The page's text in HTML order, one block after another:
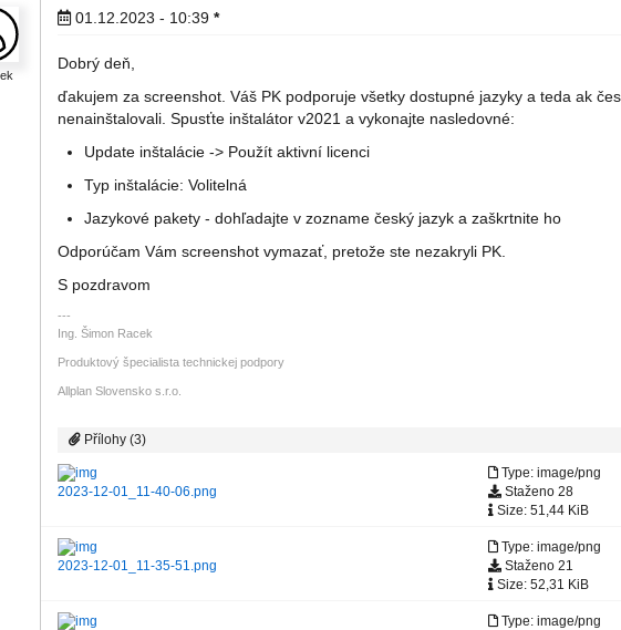
01.12.2023 - 10:39 *
Dobrý deň,
ďakujem za screenshot. Váš PK podporuje všetky dostupné jazyky a teda ak
nenainštalovali. Spusťte inštalátor v2021 a vykonajte nasledovné:
Update inštalácie -> Použít aktivní licenci
Typ inštalácie: Volitelná
Jazykové pakety - dohľadajte v zozname český jazyk a zaškrtnite ho
Odporúčam Vám screenshot vymazať, pretože ste nezakryli PK.
S pozdravom
Ing. Šimon Racek
Produktový špecialista technickej podpory
Allplan Slovensko s.r.o.
Přílohy (3)
2023-12-01_11-40-06.png
Type: image/png
Staženo 28
Size: 51,44 KiB
2023-12-01_11-35-51.png
Type: image/png
Staženo 21
Size: 52,31 KiB
Type: image/png